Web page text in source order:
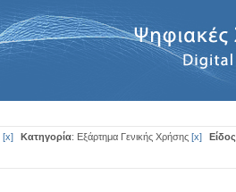
[x] Κατηγορία: Εξάρτημα Γενικής Χρήσης [x] Είδος